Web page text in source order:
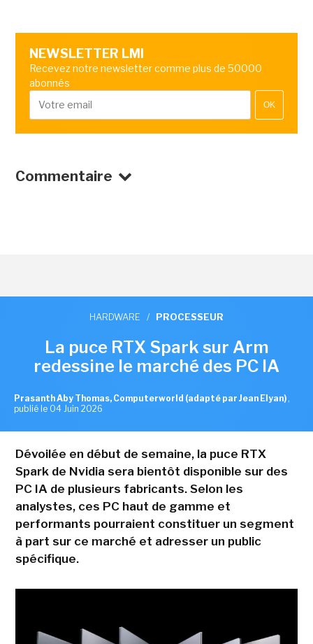
NEWSLETTER LMI
Recevez notre newsletter comme plus de 50000
abonnés
OK
Commentaire
HARDWARE / PROCESSEUR
La puce RTX Spark sur Arm
redessine le marché des PC IA
Prasanth Aby Thomas, Computerworld (adapté par Jean Elyan) ,
publié le 04 Juin 2026
Dévoilée en début de semaine, la puce RTX
Spark de Nvidia sera bientôt disponible sur des
PC IA de plusieurs fabricants. Selon les
analystes, ces PC haut de gamme et
performants pourraient constituer un segment
à part sur ce marché et adresser un public
spécifique.